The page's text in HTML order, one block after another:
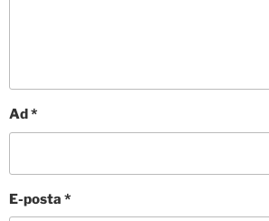
Ad*
E-posta *